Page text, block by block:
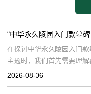
在探讨中华永久陵园入门
主题时，我们首先需要理
及其对逝者与生者的影响。
2026-08-06